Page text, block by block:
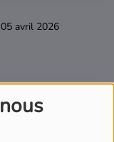
avril 2026